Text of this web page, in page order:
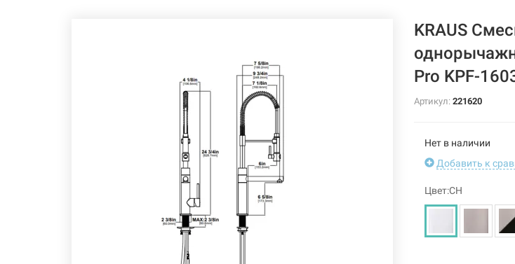
KRAUS
Pro KPF-
Артикул: 221620
Нет в наличии
Добавить к
Цвет:CH